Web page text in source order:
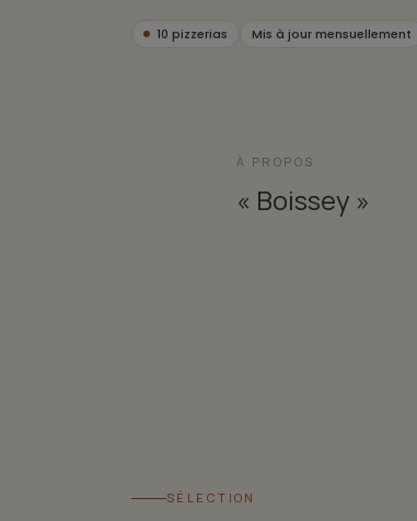
10 pizzerias Mis à jour mensuellement
À PROPOS
« Boissey »
SÉLECTION